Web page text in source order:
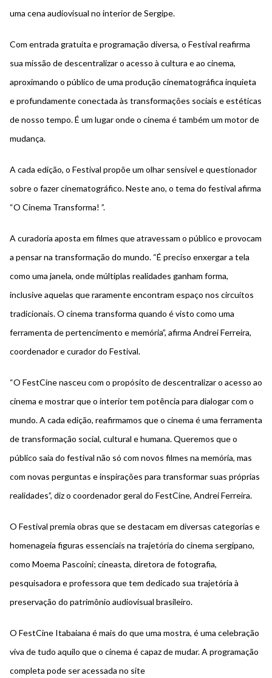
uma cena audiovisual no interior de Sergipe.
Com entrada gratuita e programação diversa, o Festival reafirma
sua missão de descentralizar o acesso à cultura e ao cinema,
aproximando o público de uma produção cinematográfica inquieta
e profundamente conectada às transformações sociais e estéticas
de nosso tempo. É um lugar onde o cinema é também um motor de
mudança.
A cada edição, o Festival propõe um olhar sensível e questionador
sobre o fazer cinematográfico. Neste ano, o tema do festival afirma
“O Cinema Transforma! ”.
A curadoria aposta em filmes que atravessam o público e provocam
a pensar na transformação do mundo. “É preciso enxergar a tela
como uma janela, onde múltiplas realidades ganham forma,
inclusive aquelas que raramente encontram espaço nos circuitos
tradicionais. O cinema transforma quando é visto como uma
ferramenta de pertencimento e memória”, afirma Andrei Ferreira,
coordenador e curador do Festival.
“O FestCine nasceu com o propósito de descentralizar o acesso ao
cinema e mostrar que o interior tem potência para dialogar com o
mundo. A cada edição, reafirmamos que o cinema é uma ferramenta
de transformação social, cultural e humana. Queremos que o
público saia do festival não só com novos filmes na memória, mas
com novas perguntas e inspirações para transformar suas próprias
realidades”, diz o coordenador geral do FestCine, Andrei Ferreira.
O Festival premia obras que se destacam em diversas categorias e
homenageia figuras essenciais na trajetória do cinema sergipano,
como Moema Pascoini; cineasta, diretora de fotografia,
pesquisadora e professora que tem dedicado sua trajetória à
preservação do patrimônio audiovisual brasileiro.
O FestCine Itabaiana é mais do que uma mostra, é uma celebração
viva de tudo aquilo que o cinema é capaz de mudar. A programação
completa pode ser acessada no site